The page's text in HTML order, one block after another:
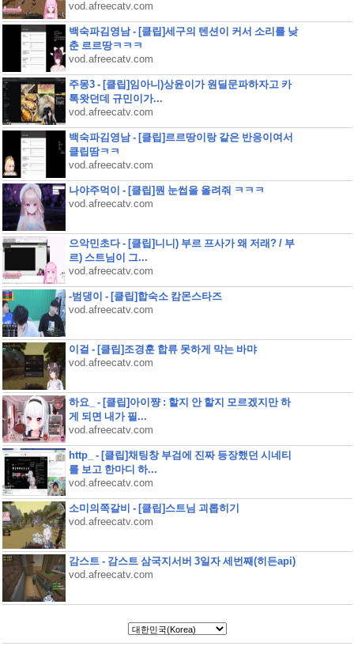
vod.afreecatv.com
백숙파김영남 - [클립]세구의 텐션이 커서 소리를 낮
춘 르르땅ㅋㅋㅋ
vod.afreecatv.com
주몽3 - [클립]임아니)상윤이가 원딜문파하자고 카
톡왓던데 규민이가...
vod.afreecatv.com
백숙파김영남 - [클립]르르땅이랑 같은 반응이여서
클립땀ㅋㅋ
vod.afreecatv.com
나야주먹이 - [클립]뭔 눈썹을 올려줘 ㅋㅋㅋ
vod.afreecatv.com
으악민초다 - [클립]니니) 부르 프사가 왜 저래? / 부
르) 스트님이 그...
vod.afreecatv.com
-범댕이 - [클립]합숙소 캄몬스타즈
vod.afreecatv.com
이걸 - [클립]조경훈 합류 못하게 막는 바먀
vod.afreecatv.com
하요_ - [클립]아이쨩 : 할지 안 할지 모르겠지만 하
게 되면 내가 필...
vod.afreecatv.com
http_ - [클립]채팅창 부검에 진짜 등장했던 시네티
를 보고 한마디 하...
vod.afreecatv.com
소미의쪽갈비 - [클립]스트님 괴롭히기
vod.afreecatv.com
감스트 - 감스트 삼국지서버 3일자 세번째(히든api)
vod.afreecatv.com